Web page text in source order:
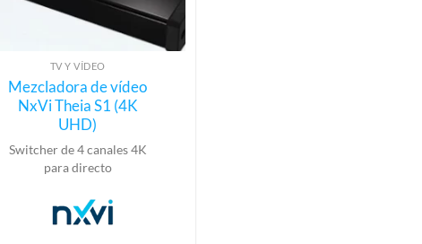
TV Y VÍDEO
Mezcladora de vídeo
NxVi Theia S1 (4K
UHD)
Switcher de 4 canales 4K
para directo